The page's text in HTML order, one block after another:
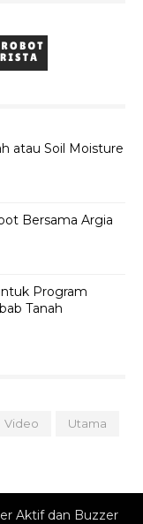
atau Soil Moisture
Bersama Argia
Program
Tanah
Video Utama
Aktif dan Buzzer